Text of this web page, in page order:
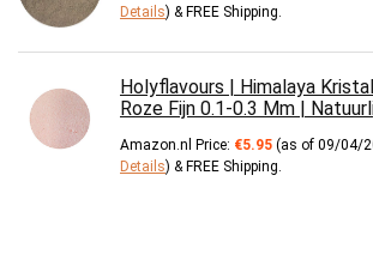
Details) & FREE Shipping
Holyflavours | Himalaya
Roze Fijn 0.1-0.3 Mm |
Amazon.nl Price: €5.95 (as of 09/04/
Details) & FREE Shipping